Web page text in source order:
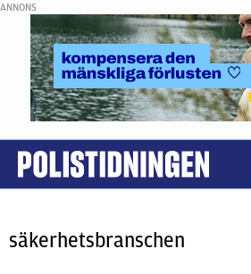
ANNONS
säkerhetsbranschen